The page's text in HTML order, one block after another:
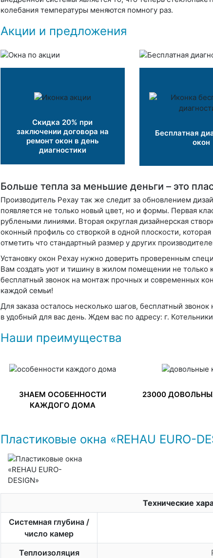
колебания температуры меняются помногу раз.
Акции и предложения
Скидка 20% при
заключении договора на
ремонт окон в день
диагностики
Бесплатная
окон
Больше тепла за меньшие деньги – это
Производитель Рехау так же следит за обновлением
появляется не только новый цвет, но и формы. Первая
рублеными линиями. Вторая округлая дизайнерская
оконный профиль со створкой в одной плоскости,
отметить что стандартный размер у других
Установку окон Рехау нужно доверить проверенным
Вам создать уют и тишину в жилом помещении не только
бесплатный звонок на монтаж прочных и современных
каждой семьи!
Для заказа осталось несколько шагов, бесплатный
в удобный для вас день. Ждем вас по адресу: г.
Наши преимущества
ЗНАЕМ ОСОБЕННОСТИ
КАЖДОГО ДОМА
23000
Пластиковые окна «REHAU EURO-
Технические
Системная глубина /
число камер
Теплоизоляция